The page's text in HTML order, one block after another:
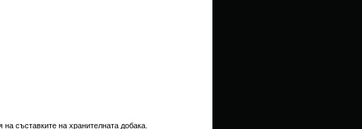
съставките на хранителната добака.